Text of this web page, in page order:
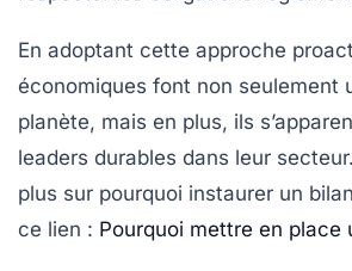
En adoptant cette approche
économiques font non seulement
planète, mais en plus, ils
leaders durables dans leur
plus sur pourquoi instaurer un
ce lien : Pourquoi mettre en place